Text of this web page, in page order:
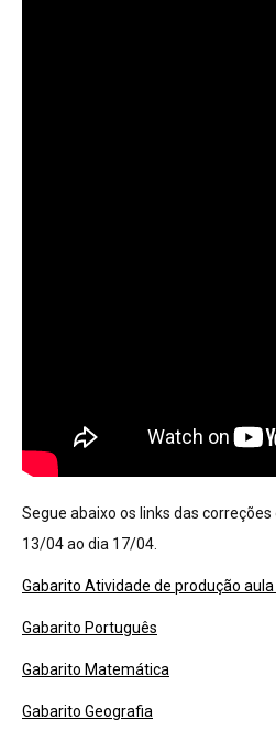
Segue abaixo os links das
13/04 ao dia 17/04.
Gabarito Atividade de produção
Gabarito Português
Gabarito Matemática
Gabarito Geografia